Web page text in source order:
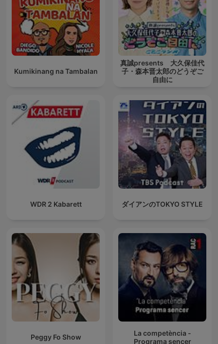
Kumikinang na Tambalan
真誠presents 大久保佳代
子・森本晋太郎のどうぞご
自由に
WDR 2 Kabarett ダイアンのTOKYO STYLE
Peggy Fo Show
La competència -
Programa sencer